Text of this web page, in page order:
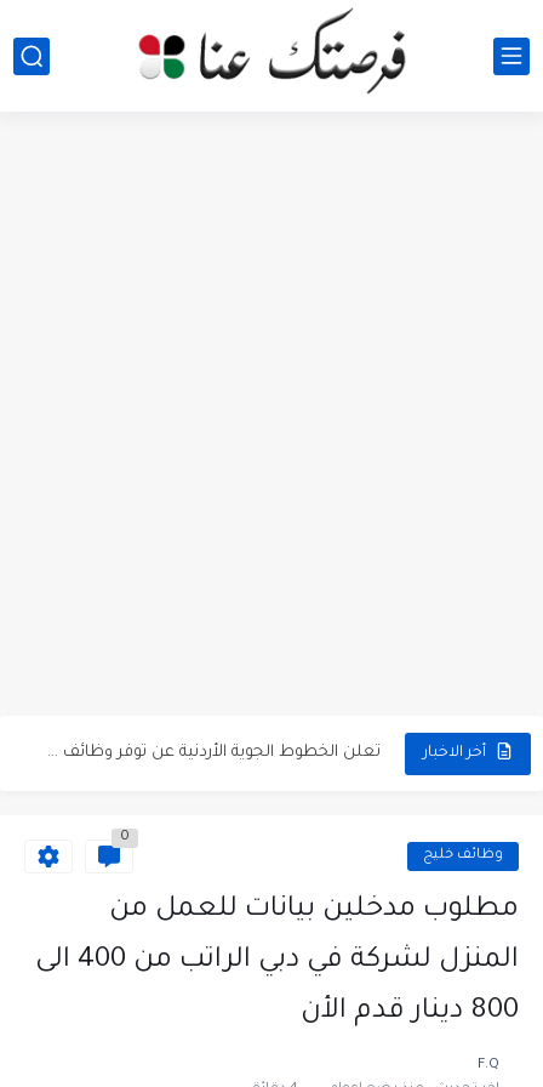
أخر الاخبار تعلن الخطوط الجوية الأردنية عن توفر وظائف شاغرة لمضيفي طيران
مطلوب عامل نظافة عدد 2 بدوام كامل او جزئي في...
مسؤول مبيعات وتسويق المستلزمات الطبية
وظائف خليج
0
مطلوب مدخلين بيانات للعمل من
المنزل لشركة في دبي الراتب من 400 الى
800 دينار قدم الأن
F.Q